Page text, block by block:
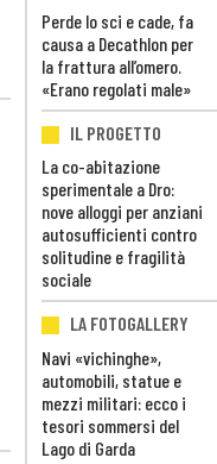
Perde lo sci e cade, fa
causa a Decathlon per
la frattura all’omero.
«Erano regolati male»
IL PROGETTO
La co-abitazione
sperimentale a Dro:
nove alloggi per anziani
autosufficienti contro
solitudine e fragilità
sociale
LA FOTOGALLERY
Navi «vichinghe»,
automobili, statue e
mezzi militari: ecco i
tesori sommersi del
Lago di Garda